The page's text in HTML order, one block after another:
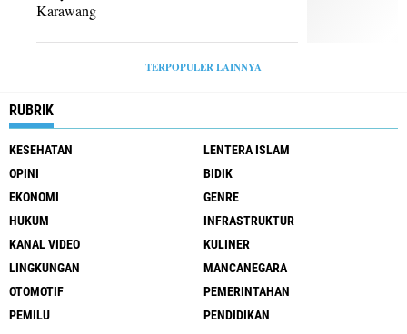
Karawang
TERPOPULER LAINNYA
RUBRIK
KESEHATAN
LENTERA ISLAM
OPINI
BIDIK
EKONOMI
GENRE
HUKUM
INFRASTRUKTUR
KANAL VIDEO
KULINER
LINGKUNGAN
MANCANEGARA
OTOMOTIF
PEMERINTAHAN
PEMILU
PENDIDIKAN